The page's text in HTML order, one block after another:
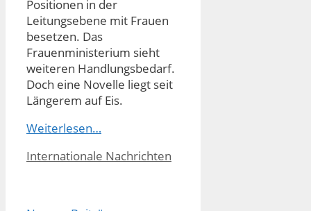
Positionen in der
Leitungsebene mit Frauen
besetzen. Das
Frauenministerium sieht
weiteren Handlungsbedarf.
Doch eine Novelle liegt seit
Längerem auf Eis.
Weiterlesen…
Kategorien
Internationale Nachrichten